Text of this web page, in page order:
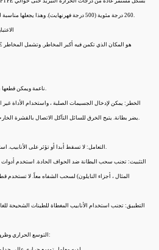
الخطر: يمكن لإدخال الجسيمات الصلبة ، واستخدام الأداة غير
التثبيت: تجنب سحب البطانة ضد الحواف الحادة. استخدم
المثال ، أجزاء النايلون) لسحب الشفاه معاً. لا تستخدم
التطبيق: تجنب استخدام الأنابيب المغطاة للطينات الشحيحة
B. التوسع الحراري وظروف الفراغ (وضع الفشل الأكثر شيوعا):